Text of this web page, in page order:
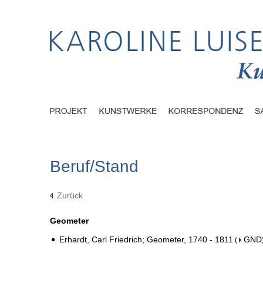
Beruf/Stand
Zurück
Geometer
Erhardt, Carl Friedrich; Geometer, 1740 - 1811 ( GND